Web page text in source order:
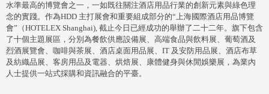
水準最高的博覽會之一，一如既往關注酒店用品行業的創新元素與綠色理
念的實踐。作為HDD 主打展會和重要組成部分的“上海國際酒店用品博覽
會”（HOTELEX Shanghai), 截止今日已經成功的舉辦了二十二年。旗下包含
了十個主題展區，分別為餐飲供應設備展、高端食品與飲料展、葡萄酒及
烈酒展覽會、咖啡與茶展、酒店桌面用品展、IT 及安防用品展、酒店布草
及紡織品展、客房用品及電器、烘焙展、康體健身與休閒娛樂展，為業內
人士提供一站式採購和資訊融合的平臺。